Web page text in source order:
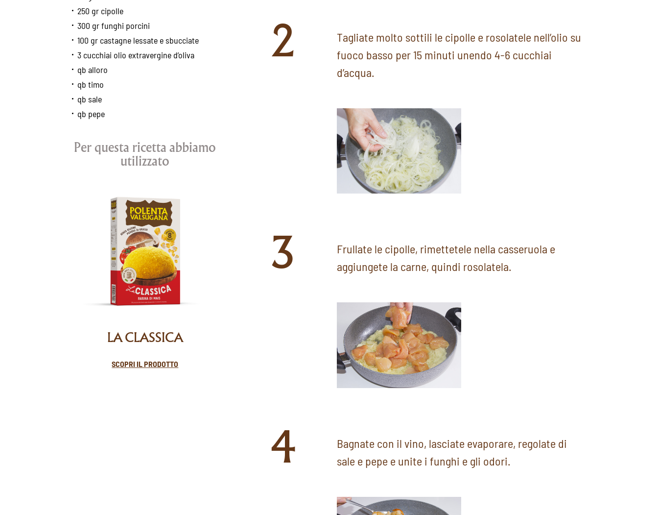
250 gr cipolle
300 gr funghi porcini
100 gr castagne lessate e sbucciate
3 cucchiai olio extravergine d’oliva
qb alloro
qb timo
qb sale
qb pepe
Per questa ricetta abbiamo
utilizzato
LA CLASSICA
SCOPRI IL PRODOTTO
2
Tagliate molto sottili le cipolle e rosolatele nell’olio su
fuoco basso per 15 minuti unendo 4-6 cucchiai
d’acqua.
3
Frullate le cipolle, rimettetele nella casseruola e
aggiungete la carne, quindi rosolatela.
4
Bagnate con il vino, lasciate evaporare, regolate di
sale e pepe e unite i funghi e gli odori.